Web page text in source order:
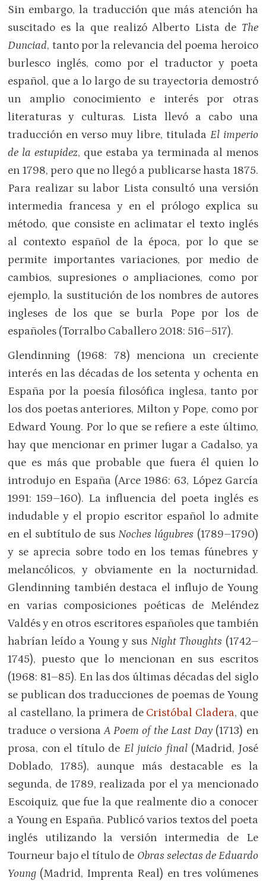
Sin embargo, la traducción que más atención ha
suscitado es la que realizó Alberto Lista de The
Dunciad, tanto por la relevancia del poema heroico
burlesco inglés, como por el traductor y poeta
español, que a lo largo de su trayectoria demostró
un amplio conocimiento e interés por otras
literaturas y culturas. Lista llevó a cabo una
traducción en verso muy libre, titulada El imperio
de la estupidez, que estaba ya terminada al menos
en 1798, pero que no llegó a publicarse hasta 1875.
Para realizar su labor Lista consultó una versión
intermedia francesa y en el prólogo explica su
método, que consiste en aclimatar el texto inglés
al contexto español de la época, por lo que se
permite importantes variaciones, por medio de
cambios, supresiones o ampliaciones, como por
ejemplo, la sustitución de los nombres de autores
ingleses de los que se burla Pope por los de
españoles (Torralbo Caballero 2018: 516–517).
Glendinning (1968: 78) menciona un creciente
interés en las décadas de los setenta y ochenta en
España por la poesía filosófica inglesa, tanto por
los dos poetas anteriores, Milton y Pope, como por
Edward Young. Por lo que se refiere a este último,
hay que mencionar en primer lugar a Cadalso, ya
que es más que probable que fuera él quien lo
introdujo en España (Arce 1986: 63, López García
1991: 159–160). La influencia del poeta inglés es
indudable y el propio escritor español lo admite
en el subtítulo de sus Noches lúgubres (1789–1790)
y se aprecia sobre todo en los temas fúnebres y
melancólicos, y obviamente en la nocturnidad.
Glendinning también destaca el influjo de Young
en varias composiciones poéticas de Meléndez
Valdés y en otros escritores españoles que también
habrían leído a Young y sus Night Thoughts (1742–
1745), puesto que lo mencionan en sus escritos
(1968: 81–85). En las dos últimas décadas del siglo
se publican dos traducciones de poemas de Young
al castellano, la primera de Cristóbal Cladera, que
traduce o versionaA Poem of the Last Day (1713) en
prosa, con el título de El juicio final(Madrid, José
Doblado, 1785), aunque más destacable es la
segunda, de 1789, realizada por el ya mencionado
Escoiquiz, que fue la que realmente dio a conocer
a Young en España. Publicó varios textos del poeta
inglés utilizando la versión intermedia de Le
Tourneur bajo el título de Obras selectas de Eduardo
Young (Madrid, Imprenta Real) en tres volúmenes